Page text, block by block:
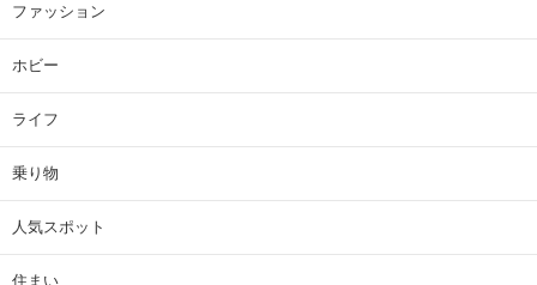
ファッション
ホビー
ライフ
乗り物
人気スポット
住まい